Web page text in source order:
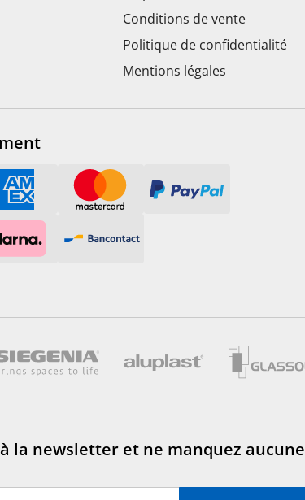
Conditions de vente
Politique de confidentialité
Mentions légales
la newsletter et ne manquez aucune